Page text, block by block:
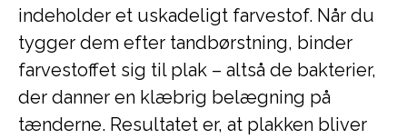
indeholder et uskadeligt farvestof. Når du
tygger dem efter tandbørstning, binder
farvestoffet sig til plak – altså de bakterier,
der danner en klæbrig belægning på
tænderne. Resultatet er, at plakken bliver